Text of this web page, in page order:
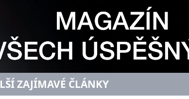
ZAJÍMAVÉ ČLÁNKY